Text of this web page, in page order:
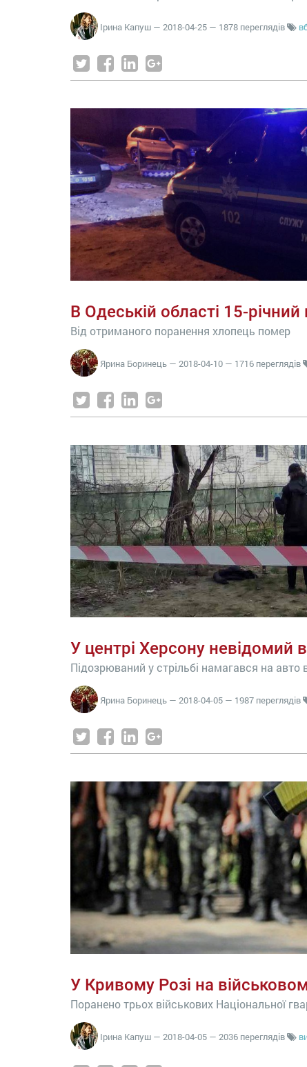
Ірина Капуш — 2018-04-25 — 1878 переглядів
В Одеській області 15-
Від отриманого поранення хлопець помер
Ярина Боринець — 2018-04-10 — 1716 переглядів
У центрі Херсону невідомий
Підозрюваний у стрільбі намагався на авто
Ярина Боринець — 2018-04-05 — 1987 переглядів
У Кривому Розі на
Поранено трьох військових Національної
Ірина Капуш — 2018-04-05 — 2036 переглядів